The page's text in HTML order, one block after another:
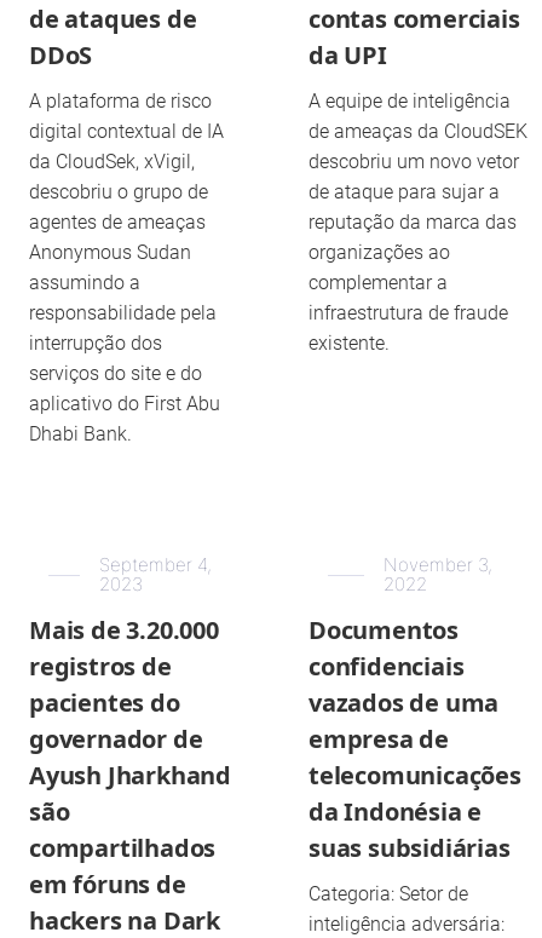
de ataques de
DDoS
A plataforma de risco
digital contextual de IA
da CloudSek, xVigil,
descobriu o grupo de
agentes de ameaças
Anonymous Sudan
assumindo a
responsabilidade pela
interrupção dos
serviços do site e do
aplicativo do First Abu
Dhabi Bank.
contas comerciais
da UPI
A equipe de inteligência
de ameaças da CloudSEK
descobriu um novo vetor
de ataque para sujar a
reputação da marca das
organizações ao
complementar a
infraestrutura de fraude
existente.
September 4,
2023
Mais de 3.20.000
registros de
pacientes do
governador de
Ayush Jharkhand
são
compartilhados
em fóruns de
hackers na Dark
November 3,
2022
Documentos
confidenciais
vazados de uma
empresa de
telecomunicações
da Indonésia e
suas subsidiárias
Categoria: Setor de
inteligência adversária: